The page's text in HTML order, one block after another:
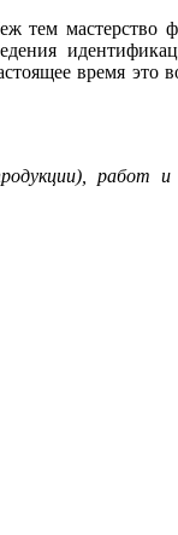
мастерство
время это
работ и